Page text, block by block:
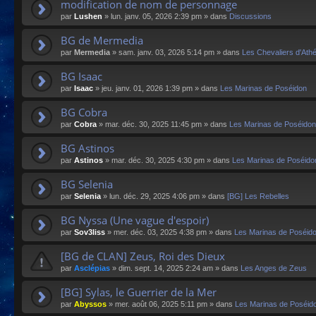
modification de nom de personnage
par Lushen » lun. janv. 05, 2026 2:39 pm » dans Discussions
BG de Mermedia
par Mermedia » sam. janv. 03, 2026 5:14 pm » dans Les Chevaliers
BG Isaac
par Isaac » jeu. janv. 01, 2026 1:39 pm » dans Les Marinas de Poséidon
BG Cobra
par Cobra» mar. déc. 30, 2025 11:45 pm » dans Les Marinas de Poséidon
BG Astinos
par Astinos » mar. déc. 30, 2025 4:30 pm » dans Les Marinas de
BG Selenia
par Selenia» lun. déc. 29, 2025 4:06 pm » dans [BG] Les Rebelles
BG Nyssa (Une vague d'espoir)
par Sov3liss » mer. déc. 03, 2025 4:38 pm » dans Les Marinas de
[BG de CLAN] Zeus, Roi des Dieux
par Asclépias » dim. sept. 14, 2025 2:24 am » dans Les Anges de Zeus
[BG] Sylas, le Guerrier de la Mer
par Abyssos » mer. août 06, 2025 5:11 pm » dans Les Marinas de